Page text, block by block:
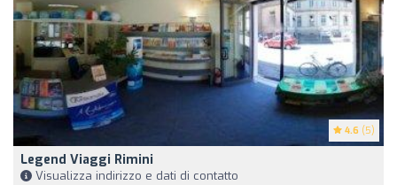
4.6 (5)
Legend Viaggi Rimini
Visualizza indirizzo e dati di contatto